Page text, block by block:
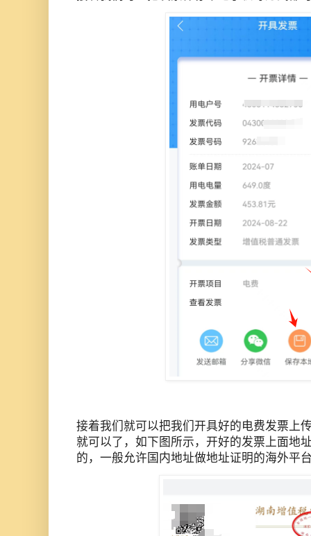
接着我们就可以把我们开具好的电费发票上
就可以了，如下图所示，开好的发票上面地
的，一般允许国内地址做地址证明的海外平